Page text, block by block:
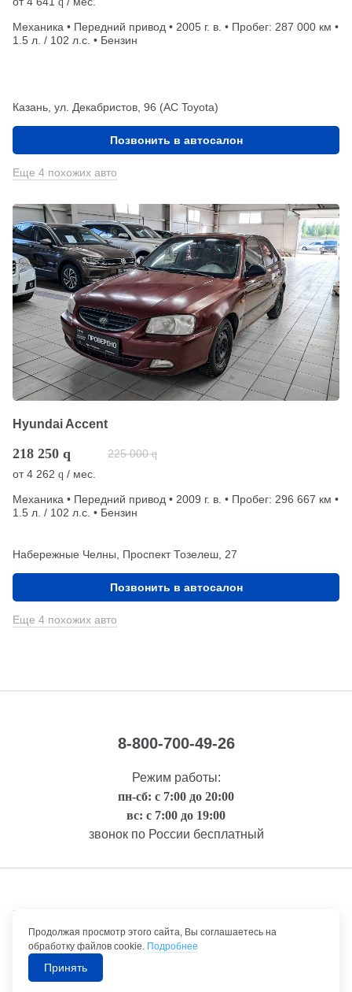
Механика • Передний привод • 2005 г. в. • Пробег: 287 000 км •
1.5 л. / 102 л.с. • Бензин
Казань, ул. Декабристов, 96 (АС Toyota)
Позвонить в автосалон
Еще 4 похожих авто
Hyundai Accent
218 250 q 225 000 q
от4 262 q / мес.
Механика • Передний привод • 2009 г. в. • Пробег: 296 667 км •
1.5 л. / 102 л.с. • Бензин
Набережные Челны, Проспект Тозелеш, 27
Позвонить в автосалон
Еще 4 похожих авто
8-800-700-49-26
Режим работы:
пн-сб: с 7:00 до 20:00
вс: с 7:00 до 19:00
звонок по России бесплатный
Правовая информация
©1992-2026 ТрансТехСервис – продажа и обслуживание автомобилей.
Продолжая просмотр этого сайта, Вы соглашаетесь на
обработку файлов cookie. Подробнее
Принять